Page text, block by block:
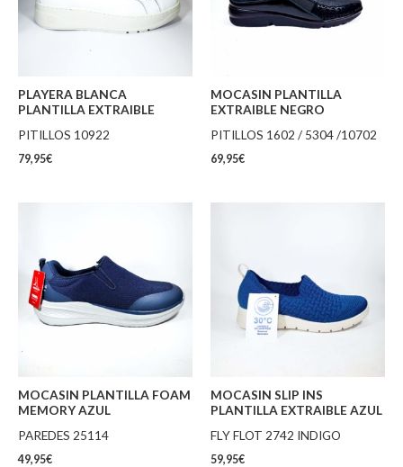
PLAYERA BLANCA
PLANTILLA EXTRAIBLE
PITILLOS 10922
79,95€
MOCASIN PLANTILLA
EXTRAIBLE NEGRO
PITILLOS 1602 / 5304 /10702
69,95€
MOCASIN PLANTILLA FOAM
MEMORY AZUL
PAREDES 25114
49,95€
MOCASIN SLIP INS
PLANTILLA EXTRAIBLE AZUL
FLY FLOT 2742 INDIGO
59,95€